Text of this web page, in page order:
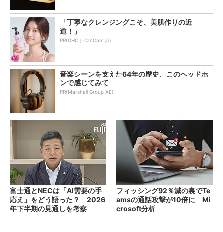
「丁寧なクレンジングこそ、美肌作りの近
道！」
PR(DHC｜CanCam.jp)
音楽シーンを支えた64年の歴史、このヘッドホ
ンで感じてみて
PR(Marshall Group AB)
富士通とNECは「AI需要の手
応え」をどう語った？ 2026
年下半期の見通しを考察
フィッシング92％減の裏でTe
amsの通話攻撃が10倍に Mi
crosoft分析